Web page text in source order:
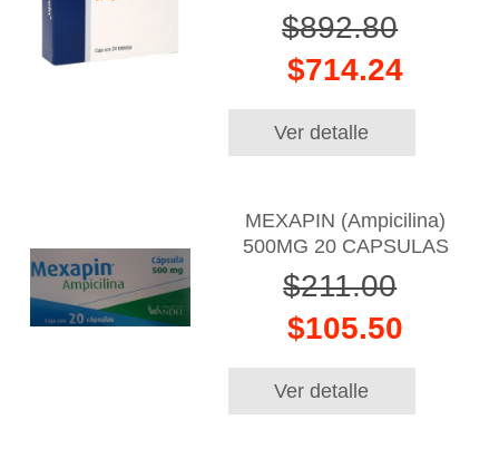
$892.80
$714.24
Ver detalle
MEXAPIN (Ampicilina)
500MG 20 CAPSULAS
$211.00
$105.50
Ver detalle